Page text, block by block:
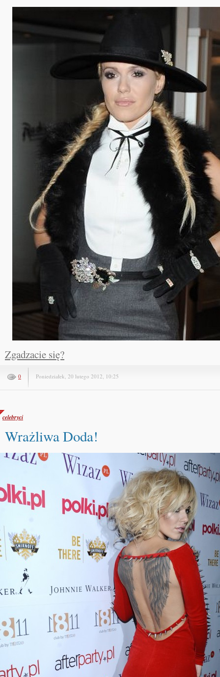
Zgadzacie się?
0 Poniedziałek, 20 lutego 2012, 10:25
celebryci
Wrażliwa Doda!